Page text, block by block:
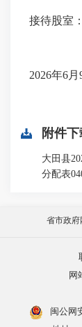
接待股室
2026年6月
附件下
大田县
分配表
省市政府
网
闽公网